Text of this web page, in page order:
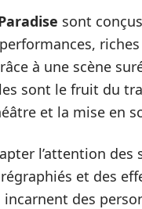
sont
à une scène
sont le fruit du
et la mise en
l’attention des
et des
des